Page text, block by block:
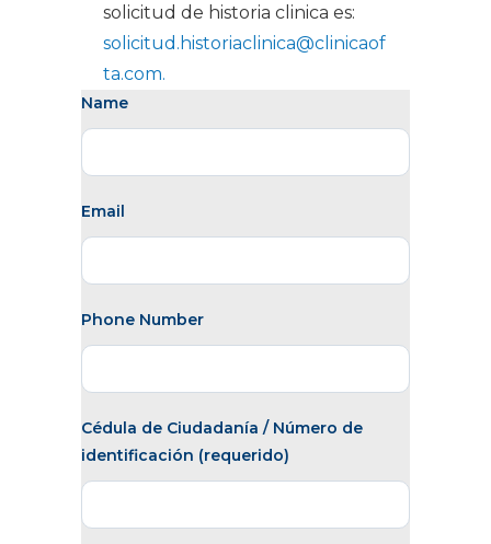
solicitud de historia clinica es:
solicitud.historiaclinica@clinicaof
ta.com.
Name
Email
Phone Number
Cédula de Ciudadanía / Número de
identificación (requerido)